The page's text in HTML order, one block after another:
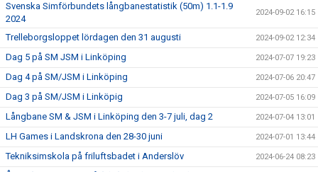
Svenska Simförbundets långbanestatistik (50m) 1.1-1.9
2024
2024-09-02 16:15
Trelleborgsloppet lördagen den 31 augusti 2024-09-02 12:34
Dag 5 på SM JSM i Linköping 2024-07-07 19:23
Dag 4 på SM/JSM i Linköping 2024-07-06 20:47
Dag 3 på SM/JSM i Linköpig 2024-07-05 16:09
Långbane SM & JSM i Linköping den 3-7 juli, dag 2 2024-07-04 13:01
LH Games i Landskrona den 28-30 juni 2024-07-01 13:44
Tekniksimskola på friluftsbadet i Anderslöv 2024-06-24 08:23